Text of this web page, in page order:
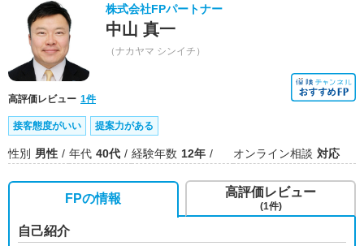
株式会社FPパートナー
中山 真一
（ナカヤマ シンイチ）
高評価レビュー 1件
接客態度がいい 提案力がある
性別 男性 年代 40代 経験年数 12年 オンライン相談 対応
FPの情報
自己紹介
高評価レビュー
(1件)